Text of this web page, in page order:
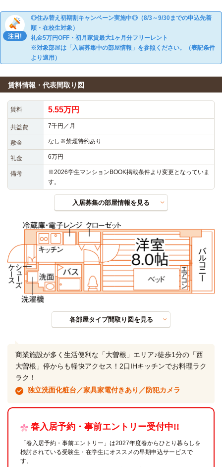
◎住み替え初期割キャンペーン実施中◎（8/3～9/30までの申込先着
順・在校生対象）
礼金5万円OFF・初月家賃最大1ヶ月分フリーレント
※対象部屋は「入居募集中の部屋情報」を参照ください。（表記条件
より適用）
賃料情報・代表間取り図
賃料 5.55万円
共益費 7千円／月
敷金 なし※禁煙特約あり
礼金 6万円
備考
※2026学生マンションBOOK掲載条件より変更となっていま
す。
入居募集の部屋情報を見る
各部屋タイプ間取り図を見る
商業施設が多く生活便利な「大曽根」エリア♪徒歩1分の「西
大曽根」停からも軽快アクセス！2口IHキッチンでお料理ラク
ラク！
独立洗面化粧台／家具家電付きあり／防犯カメラ
春入居予約・事前エントリー受付中!!
「春入居予約・事前エントリー」は2027年度春からひとり暮らしを
検討されている受験生・在学生にオススメの早期申込サービスで
す。